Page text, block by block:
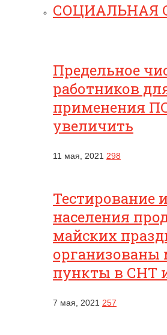
СОЦИАЛЬНАЯ
Предельное
работников
применения
увеличить
11 мая, 2021 298
Тестирование
населения
майских
пункты в СНТ
7 мая, 2021 257